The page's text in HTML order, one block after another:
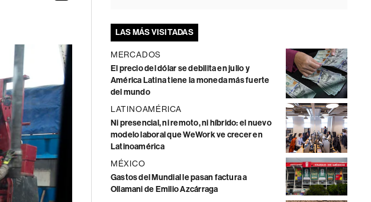
LAS MÁS VISITADAS
MERCADOS
El precio del dólar se debilita en julio y
América Latina tiene la moneda más fuerte
del mundo
LATINOAMÉRICA
Ni presencial, ni remoto, ni híbrido: el nuevo
modelo laboral que WeWork ve crecer en
Latinoamérica
MÉXICO
Gastos del Mundial le pasan factura a
Ollamani de Emilio Azcárraga